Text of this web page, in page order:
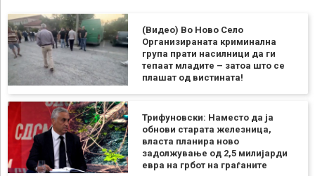
(Видео) Во Ново Село
Организираната криминална
група прати насилници да ги
тепаат младите – затоа што се
плашат од вистината!
Трифуновски: Наместо да ја
обнови старата железница,
власта планира ново
задолжување од 2,5 милијарди
евра на грбот на граѓаните